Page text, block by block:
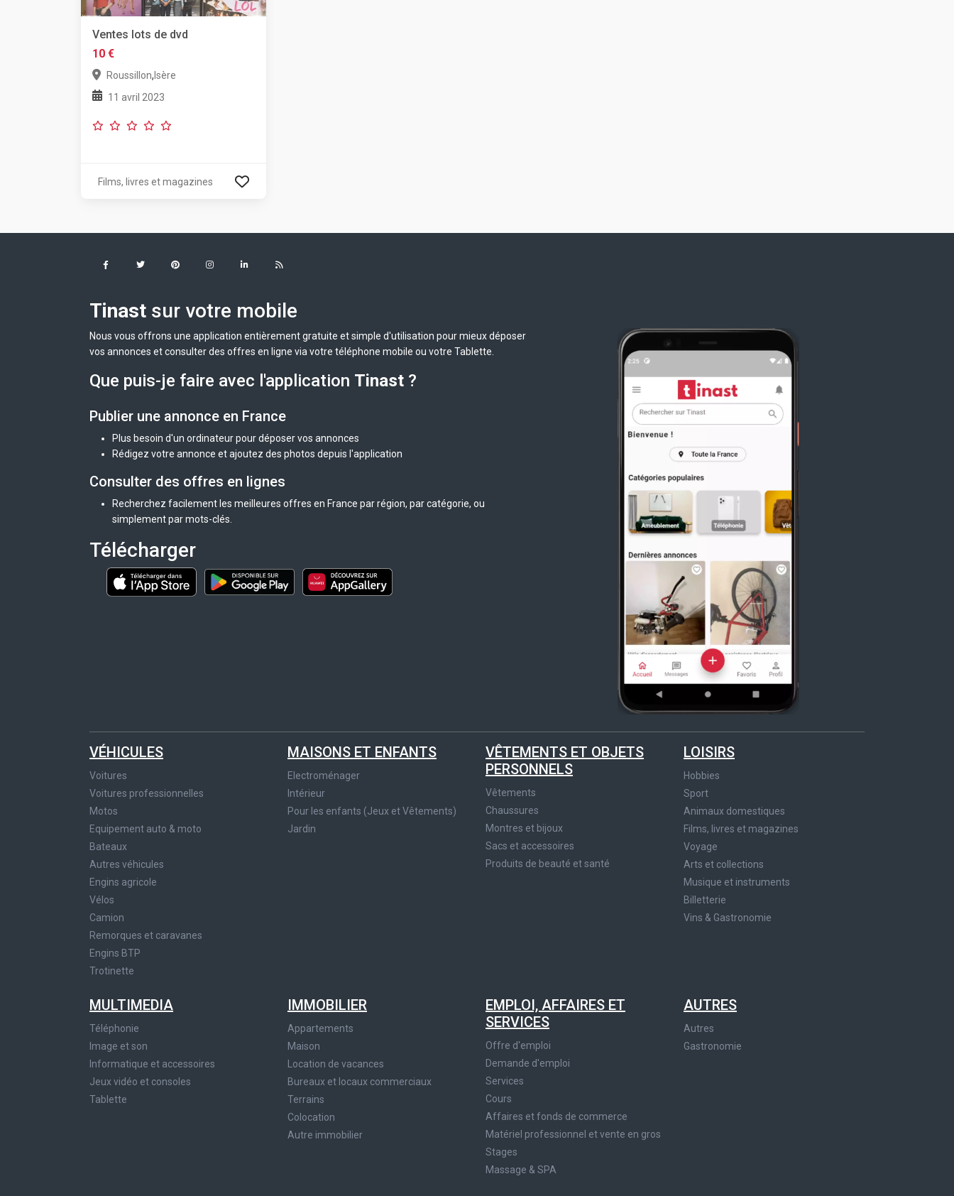
Ventes lots de dvd
10 €
Roussillon,Isère
11 avril 2023
Films, livres et magazines
Tinast sur votre mobile
Nous vous offrons une application entièrement gratuite et simple d'utilisation pour mieux déposer
vos annonces et consulter des offres en ligne via votre téléphone mobile ou votre Tablette.
Que puis-je faire avec l'application Tinast ?
Publier une annonce en France
Plus besoin d'un ordinateur pour déposer vos annonces
Rédigez votre annonce et ajoutez des photos depuis l'application
Consulter des offres en lignes
Recherchez facilement les meilleures offres en France par région, par catégorie, ou
simplement par mots-clés.
Télécharger
VÉHICULES
Voitures
Voitures professionnelles
Motos
Equipement auto & moto
Bateaux
Autres véhicules
Engins agricole
Vélos
Camion
Remorques et caravanes
Engins BTP
Trotinette
MAISONS ET ENFANTS
Electroménager
Intérieur
Pour les enfants (Jeux et Vêtements)
Jardin
VÊTEMENTS ET OBJETS
PERSONNELS
Vêtements
Chaussures
Montres et bijoux
Sacs et accessoires
Produits de beauté et santé
LOISIRS
Hobbies
Sport
Animaux domestiques
Films, livres et magazines
Voyage
Arts et collections
Musique et instruments
Billetterie
Vins & Gastronomie
MULTIMEDIA
Téléphonie
Image et son
Informatique et accessoires
Jeux vidéo et consoles
Tablette
IMMOBILIER
Appartements
Maison
Location de vacances
Bureaux et locaux commerciaux
Terrains
Colocation
Autre immobilier
EMPLOI, AFFAIRES ET
SERVICES
Offre d'emploi
Demande d'emploi
Services
Cours
Affaires et fonds de commerce
Matériel professionnel et vente en gros
Stages
Massage & SPA
AUTRES
Autres
Gastronomie